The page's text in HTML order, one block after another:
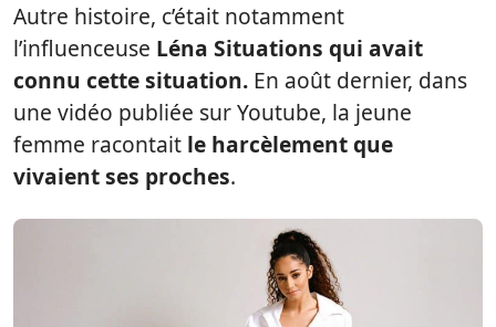
Autre histoire, c’était notamment
l’influenceuse Léna Situations qui avait
connu cette situation. En août dernier, dans
une vidéo publiée sur Youtube, la jeune
femme racontait le harcèlement que
vivaient ses proches.